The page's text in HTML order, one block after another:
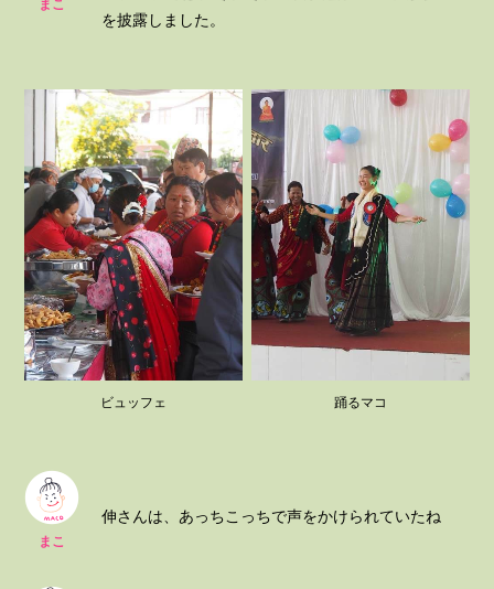
まこ
を披露しました。
ビュッフェ 踊るマコ
まこ
伸さんは、あっちこっちで声をかけられていたね